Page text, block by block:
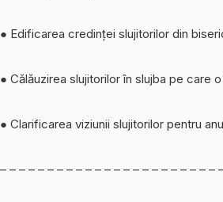
● Edificarea credinței slujitorilor din
● Călăuzirea slujitorilor în slujba pe care
● Clarificarea viziunii slujitorilor pentru
– – – – – – – – – – – – – – – – – – – – – – –